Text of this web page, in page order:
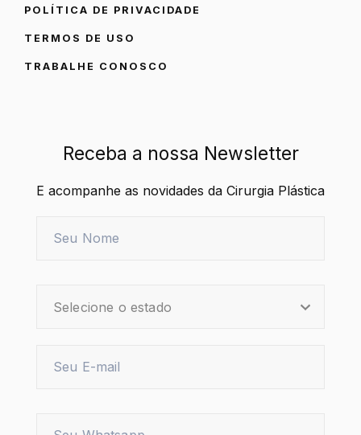
POLÍTICA DE PRIVACIDADE
TERMOS DE USO
TRABALHE CONOSCO
Receba a nossa Newsletter
E acompanhe as novidades da Cirurgia Plástica